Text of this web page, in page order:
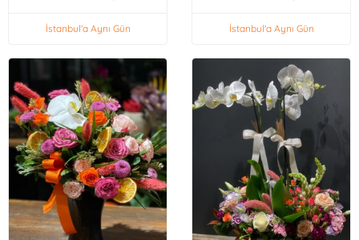
İstanbul'a Aynı Gün İstanbul'a Aynı Gün